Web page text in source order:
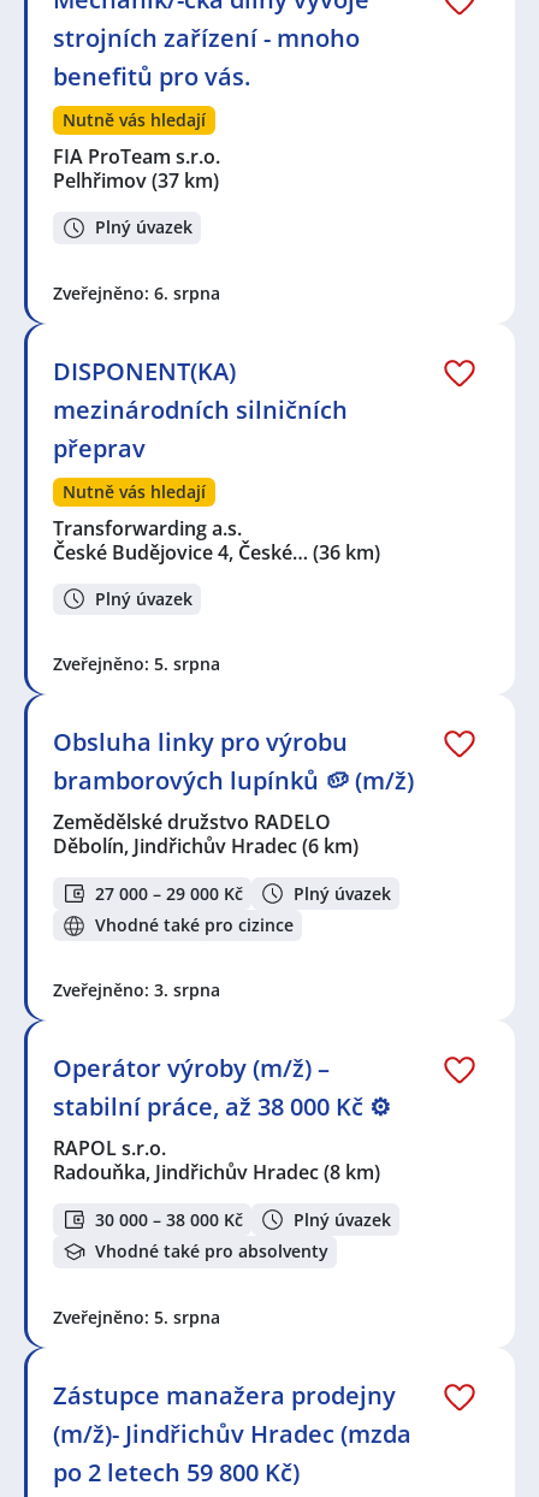
strojních zařízení - mnoho
benefitů pro vás.
Nutně vás hledají
FIA ProTeam s.r.o.
Pelhřimov(37 km)
Plný úvazek
Zveřejněno: 6. srpna
DISPONENT(KA)
mezinárodních silničních
přeprav
Nutně vás hledají
Transforwarding a.s.
České Budějovice 4, České… (36 km)
Plný úvazek
Zveřejněno: 5. srpna
Obsluha linky pro výrobu
bramborových lupínků 🥔 (m/ž)
Zemědělské družstvo RADELO
Děbolín, Jindřichův Hradec(6 km)
27 000 – 29 000 Kč
Plný úvazek
Vhodné také pro cizince
Zveřejněno: 3. srpna
Operátor výroby (m/ž) –
stabilní práce, až 38 000 Kč ⚙️
RAPOL s.r.o.
Radouňka, Jindřichův Hradec(8 km)
30 000 – 38 000 Kč
Plný úvazek
Vhodné také pro absolventy
Zveřejněno: 5. srpna
Zástupce manažera prodejny
(m/ž)- Jindřichův Hradec (mzda
po 2 letech 59 800 Kč)